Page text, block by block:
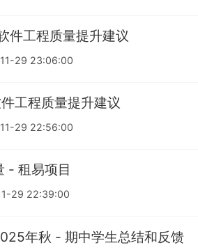
件工程质量提升建议
29 23:06:00
工程质量提升建议
29 22:56:00
- 租易项目
29 22:39:00
年秋 - 期中学生总结和反馈